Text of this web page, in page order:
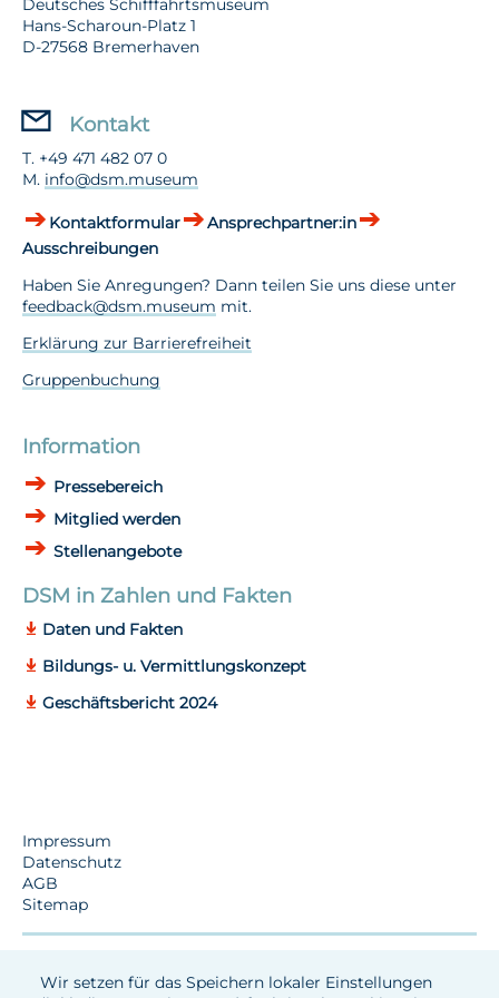
Wir setzen für das Speichern lokaler Einstellungen
Deutsches Schifffahrtsmuseum
Hans-Scharoun-Platz 1
D-27568 Bremerhaven
Kontakt
T. +49 471 482 07 0
M. info@dsm.museum
Kontaktformular
Ansprechpartner:in
Ausschreibungen
Haben Sie Anregungen? Dann teilen Sie uns diese unter
feedback@dsm.museum mit.
Erklärung zur Barrierefreiheit
Gruppenbuchung
Information
Pressebereich
Mitglied werden
Stellenangebote
DSM in Zahlen und Fakten
Daten und Fakten
Bildungs- u. Vermittlungskonzept
Geschäftsbericht 2024
Impressum
Datenschutz
AGB
Sitemap